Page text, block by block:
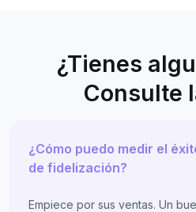
¿Tienes
Consulte
¿Cómo puedo medir el
de fidelización?
Empiece por sus ventas. Un